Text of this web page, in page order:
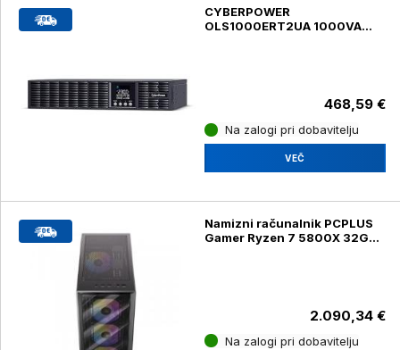
CYBERPOWER
OLS1000ERT2UA 1000VA
468,59 €
Na zalogi pri dobavitelju
VEČ
Namizni računalnik PCPLUS
Gamer Ryzen 7 5800X 32GB
2.090,34 €
Na zalogi pri dobavitelju